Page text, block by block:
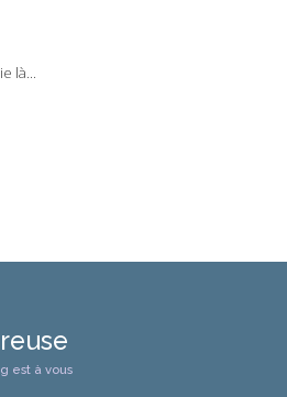
là...
est à vous